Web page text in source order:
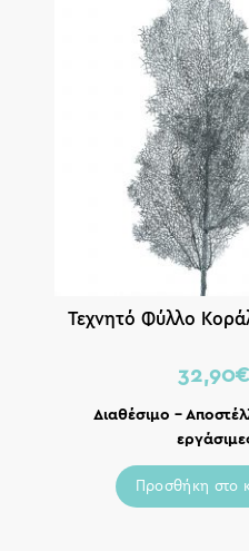
Τεχνητό Φύλλο
32,90€
Διαθέσιμο –
Προσθήκη στο